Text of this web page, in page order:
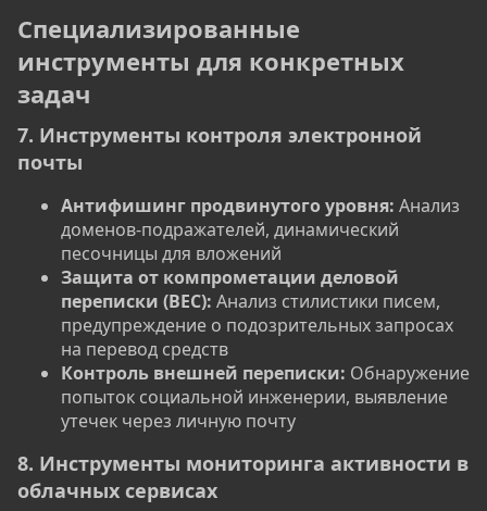
Специализированные
инструменты для конкретных
задач
7. Инструменты контроля электронной
почты
Антифишинг продвинутого уровня: Анализ
доменов-подражателей, динамический
песочницы для вложений
Защита от компрометации деловой
переписки (BEC): Анализ стилистики писем,
предупреждение о подозрительных запросах
на перевод средств
Контроль внешней переписки: Обнаружение
попыток социальной инженерии, выявление
утечек через личную почту
8. Инструменты мониторинга активности в
облачных сервисах